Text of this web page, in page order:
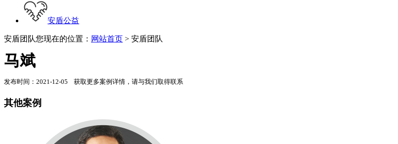
安盾公益
安盾团队您现在的位置： 网站首页 > 安盾团队
马斌
发布时间：2021-12-05 获取更多案例详情，请与我们取得联系
其他案例